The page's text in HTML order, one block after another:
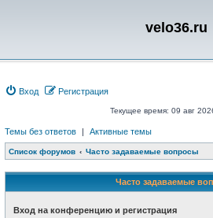
velo36.ru
Вход Регистрация
Текущее время: 09 авг
Темы без ответов | Активные темы
Список форумов Часто задаваемые вопросы
Часто задаваемые
Вход на конференцию и регистрация